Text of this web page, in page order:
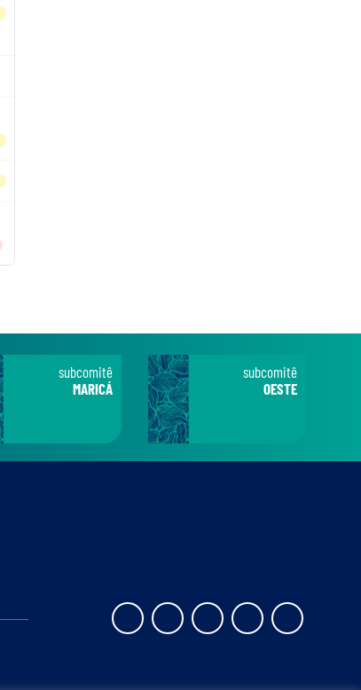
subcomitê
MARICÁ
subcomitê
OESTE